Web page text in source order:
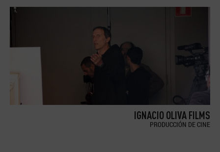
IGNACIO OLIVA FILMS
PRODUCCIÓN DE CINE